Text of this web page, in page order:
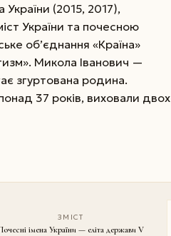
(2015, 2017),
України та почесною
об’єднання «Країна»
Микола Іванович —
згуртована родина.
37 років, виховали двох
ЗМІСТ
імена України — еліта держави V